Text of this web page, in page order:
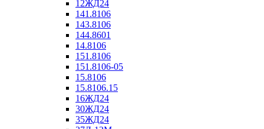
12ЖД24
141.8106
143.8106
144.8601
14.8106
151.8106
151.8106-05
15.8106
15.8106.15
16ЖД24
30ЖД24
35ЖД24